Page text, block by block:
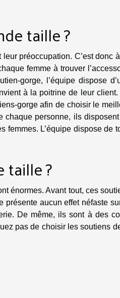
taille ?
préoccupation. C’est donc
femme à trouver
gorge, l’équipe dispose
à la poitrine de leur client.
gorge afin de choisir le
personne, ils
femmes. L’équipe dispose de
taille ?
énormes. Avant tout, ces
présente aucun effet néfaste
De même, ils sont à des
pas de choisir les soutiens